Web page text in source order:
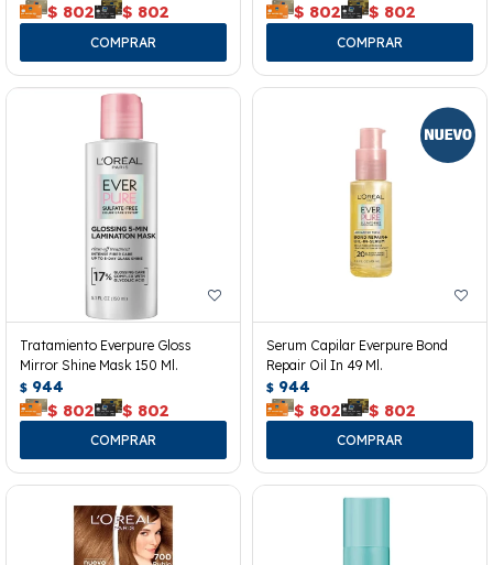
$ 802 $ 802 $ 802 $ 802
Tratamiento Everpure Gloss
Mirror Shine Mask 150 Ml.
$ 944
$ 802 $ 802
Serum Capilar Everpure Bond
Repair Oil In 49 Ml.
$ 944
$ 802 $ 802